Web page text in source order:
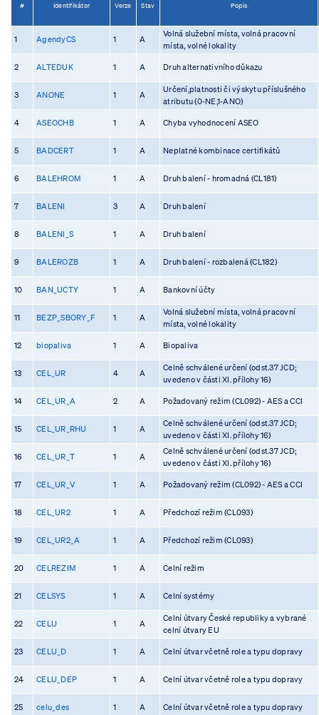
# Identifikátor Verze Stav Popis
1 AgendyCS 1 A
Volná služební místa, volná pracovní
místa, volné lokality
2 ALTEDUK 1 A Druh alternativního důkazu
3 ANONE 1 A
Určení,platnosti či výskytu příslušného
atributu (0-NE,1-ANO)
4 ASEOCHB 1 A Chyba vyhodnocení ASEO
5 BADCERT 1 A Neplatné kombinace certifikátů
6 BALEHROM 1 A Druh balení - hromadná (CL181)
7 BALENI 3 A Druh balení
8 BALENI_S 1 A Druh balení
9 BALEROZB 1 A Druh balení - rozbalená (CL182)
10 BAN_UCTY 1 A Bankovní účty
11 BEZP_SBORY_F 1 A
Volná služební místa, volná pracovní
místa, volné lokality
12 biopaliva 1 A Biopaliva
13 CEL_UR 4 A
Celně schválené určení (odst.37 JCD;
uvedeno v části XI. přílohy 16)
14 CEL_UR_A 2 A Požadovaný režim (CL092) - AES a CCI
15 CEL_UR_RHU 1 A
Celně schválené určení (odst.37 JCD;
uvedeno v části XI. přílohy 16)
16 CEL_UR_T 1 A
Celně schválené určení (odst.37 JCD;
uvedeno v části XI. přílohy 16)
17 CEL_UR_V 1 A Požadovaný režim (CL092) - AES a CCI
18 CEL_UR2 1 A Předchozí režim (CL093)
19 CEL_UR2_A 1 A Předchozí režim (CL093)
20 CELREZIM 1 A Celní režim
21 CELSYS 1 A Celní systémy
22 CELU 1 A
Celní útvary České republiky a vybrané
celní útvary EU
23 CELU_D 1 A Celní útvar včetně role a typu dopravy
24 CELU_DEP 1 A Celní útvar včetně role a typu dopravy
25 celu_des 1 A Celní útvar včetně role a typu dopravy